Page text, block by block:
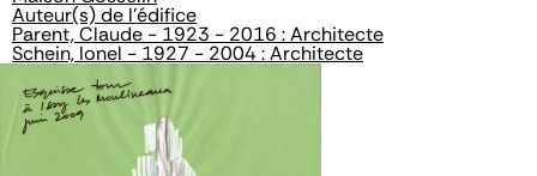
Auteur(s) de l'édifice
Parent, Claude - 1923 - 2016 : Architecte
Schein, Ionel - 1927 - 2004 : Architecte